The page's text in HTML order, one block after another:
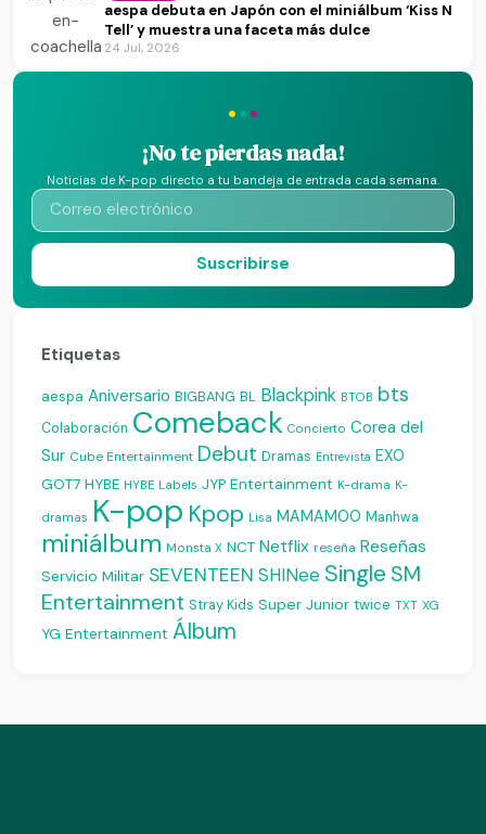
aespa debuta en Japón con el miniálbum ‘Kiss N
Tell’ y muestra una faceta más dulce
24 Jul, 2026
···
¡No te pierdas nada!
Noticias de K-pop directo a tu bandeja de entrada cada semana.
Suscribirse
Etiquetas
aespa Aniversario BIGBANG BL Blackpink BTOB bts
Colaboración Comeback Concierto Corea del
Sur Cube Entertainment Debut Dramas Entrevista EXO
GOT7 HYBE HYBE Labels JYP Entertainment K-drama K-
dramas K-pop Kpop Lisa MAMAMOO Manhwa
miniálbum Monsta X NCT Netflix reseña Reseñas
Servicio Militar SEVENTEEN SHINee Single SM
Entertainment Stray Kids Super Junior twice TXT XG
YG Entertainment Álbum